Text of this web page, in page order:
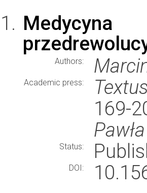
Authors:
Academic press:
169-
Status:
DOI: